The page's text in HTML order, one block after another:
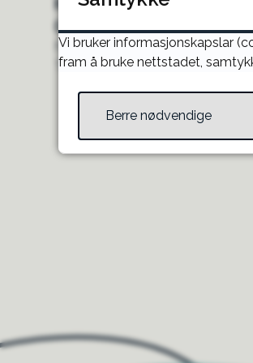
n
d
e
Om staden
Namn
Tin Camp Trivselsskogen
Vi bruker informasjonskapslar
fram å bruke nettstadet,
Berre nødvendige